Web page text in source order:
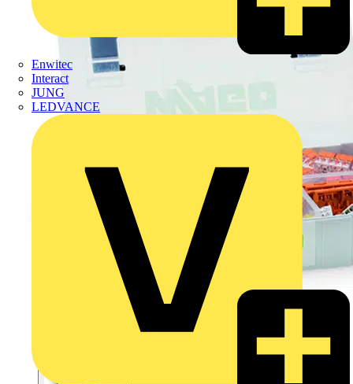
Enwitec
Interact
JUNG
LEDVANCE